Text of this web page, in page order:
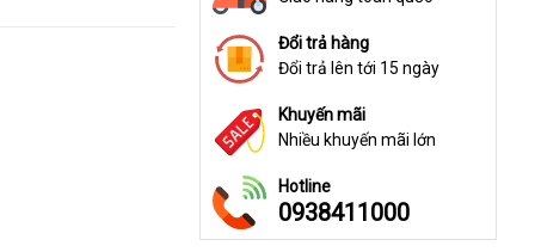
Đổi trả hàng
Đổi trả lên tới 15 ngày
Khuyến mãi
Nhiều khuyến mãi lớn
Hotline
0938411000